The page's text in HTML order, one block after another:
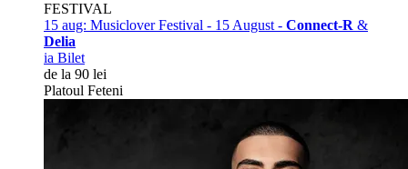
FESTIVAL
15 aug: Musiclover Festival - 15 August - Connect-R &
Delia
ia Bilet
de la 90 lei
Platoul Feteni